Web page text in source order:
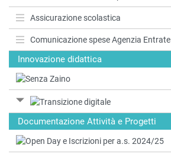
Assicurazione scolastica
Comunicazione spese Agenzia Entrate
Innovazione didattica
Documentazione Attività e Progetti